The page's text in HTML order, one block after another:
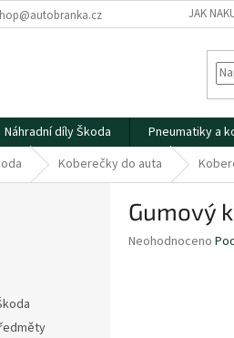
JAK
Náhradní díly Škoda Pneumatiky a
Koberečky do auta
Gumový
Průměrné
Neohodnoceno